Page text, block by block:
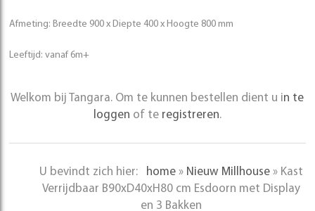
Afmeting: Breedte 900 x Diepte 400 x Hoogte 800 mm
Leeftijd: vanaf 6m+
Welkom bij Tangara. Om te kunnen bestellen dient u in te
loggen of te registreren.
U bevindt zich hier: home » Nieuw Millhouse » Kast
Verrijdbaar B90xD40xH80 cm Esdoorn met Display
en 3 Bakken